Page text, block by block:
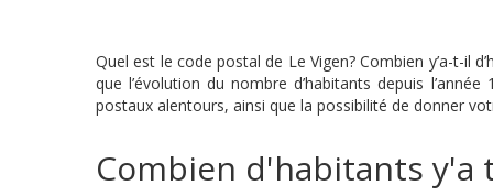
Quel est le code postal de Le Vigen? Combien y’a-t-il
que l’évolution du nombre d’habitants depuis
postaux alentours, ainsi que la possibilité de donner
Combien d'habitants y'a